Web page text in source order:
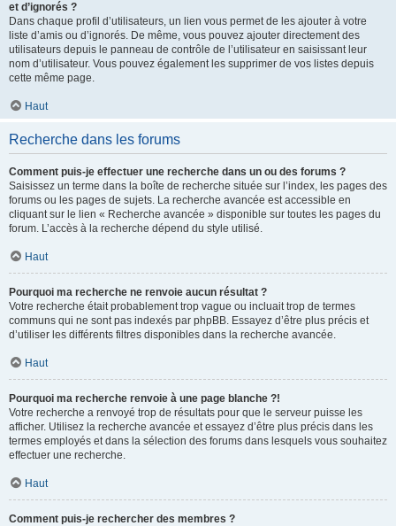
et d’ignorés ?
Dans chaque profil d’utilisateurs, un lien vous permet de les ajouter à votre
liste d’amis ou d’ignorés. De même, vous pouvez ajouter directement des
utilisateurs depuis le panneau de contrôle de l’utilisateur en saisissant leur
nom d’utilisateur. Vous pouvez également les supprimer de vos listes depuis
cette même page.
Haut
Recherche dans les forums
Comment puis-je effectuer une recherche dans un ou des forums ?
Saisissez un terme dans la boîte de recherche située sur l’index, les pages des
forums ou les pages de sujets. La recherche avancée est accessible en
cliquant sur le lien « Recherche avancée » disponible sur toutes les pages du
forum. L’accès à la recherche dépend du style utilisé.
Haut
Pourquoi ma recherche ne renvoie aucun résultat ?
Votre recherche était probablement trop vague ou incluait trop de termes
communs qui ne sont pas indexés par phpBB. Essayez d’être plus précis et
d’utiliser les différents filtres disponibles dans la recherche avancée.
Haut
Pourquoi ma recherche renvoie à une page blanche ?!
Votre recherche a renvoyé trop de résultats pour que le serveur puisse les
afficher. Utilisez la recherche avancée et essayez d’être plus précis dans les
termes employés et dans la sélection des forums dans lesquels vous souhaitez
effectuer une recherche.
Haut
Comment puis-je rechercher des membres ?